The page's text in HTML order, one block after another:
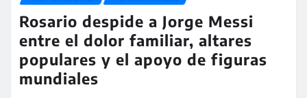
Rosario despide a Jorge Messi
entre el dolor familiar, altares
populares y el apoyo de figuras
mundiales